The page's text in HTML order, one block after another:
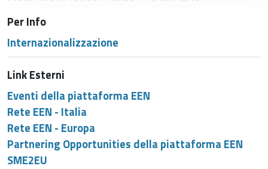
Per Info
Internazionalizzazione
Link Esterni
Eventi della piattaforma EEN
Rete EEN - Italia
Rete EEN - Europa
Partnering Opportunities della piattaforma EEN
SME2EU